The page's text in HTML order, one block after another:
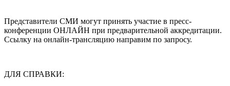
Представители СМИ могут принять участие в пресс-
конференции ОНЛАЙН при предварительной аккредитации.
Ссылку на онлайн-трансляцию направим по запросу.
ДЛЯ СПРАВКИ: